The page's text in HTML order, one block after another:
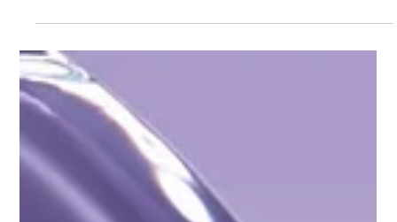
visitas en clientes?
Tener una página web hoy en día es relativamente sencillo; lo
que realmente supone un reto es tener una máquina activa las
24 horas. Muchos emprendedores nos contactan con la
misma frustración: "No tengo visitas, mi web es bonita, pero
nadie me escribe". Si sientes que tu sitio es un desierto digital,
el problema no suele ser el producto, sino la fricción. A
continuación, te presentamos una auditoría rápida de 5
puntos clave para diagnosticar por qué tu web no está
convirtie